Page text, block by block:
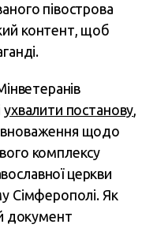
півострова
контент, щоб
ухвалити постанову,
щодо
комплексу
церкви
Сімферополі. Як
документ